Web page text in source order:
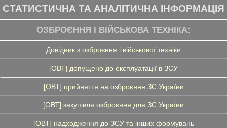
СТАТИСТИЧНА ТА АНАЛІТИЧНА ІНФОРМАЦІЯ
ОЗБРОЄННЯ І ВІЙСЬКОВА ТЕХНІКА:
Довідник з озброєння і військової техніки
[ОВТ] допущено до експлуатації в ЗСУ
[ОВТ] прийняття на озброєння ЗС України
[ОВТ] закупівля озброєння для ЗС України
[ОВТ] надходження до ЗСУ та інших формувань